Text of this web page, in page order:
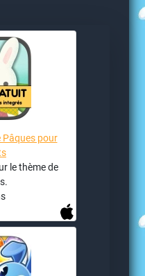
Pâques pour
le thème de